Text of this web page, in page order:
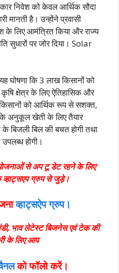
निवेश को केवल आर्थिक सौदा
मानती है। उन्होंने प्रवासी
के लिए आमंत्रित किया और राज्य
सुधारों पर जोर दिया। Solar
घोषणा कि 3 लाख किसानों को
क्षेत्र के लिए ऐतिहासिक और
को आर्थिक रूप से सशक्त,
के अनुकूल खेती के लिए तैयार
बिजली बिल की बचत होगी तथा
होगी।
से अप टू डेट रहने के लिए
व्हाट्सएप ग्रुप से जुड़े।
व्हाट्सऐप ग्रुप।
भाव लेटेस्ट बिजनेस एवं टेक की
के लिए आप
को फॉलो करें।